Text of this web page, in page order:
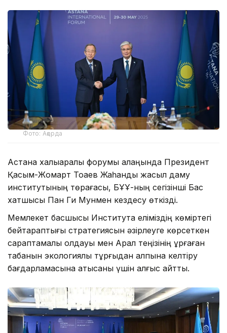
Фото: Ақорда
Астана халықаралық форумы алаңында Президент
Қасым-Жомарт Тоқаев Жаһандық жасыл даму
институтының төрағасы, БҰҰ-ның сегізінші Бас
хатшысы Пан Ги Мунмен кездесу өткізді.
Мемлекет басшысы Институтқа еліміздің көміртегі
бейтараптығы стратегиясын әзірлеуге көрсеткен
сараптамалық қолдауы мен Арал теңізінің құрғаған
табанын экологиялық тұрғыдан қалпына келтіру
бағдарламасына қатысқаны үшін алғыс айтты.